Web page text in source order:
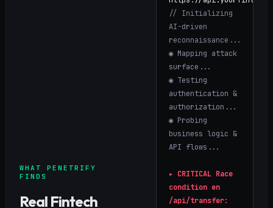
WHAT PENETRIFY
FINDS
Real Fintech
// Initializing
AI-driven
reconnaissance...
◉ Mapping attack
surface...
◉ Testing
authentication &
authorization...
◉ Probing
business logic &
API flows...
▸ CRITICAL Race
condition en
/api/transfer: